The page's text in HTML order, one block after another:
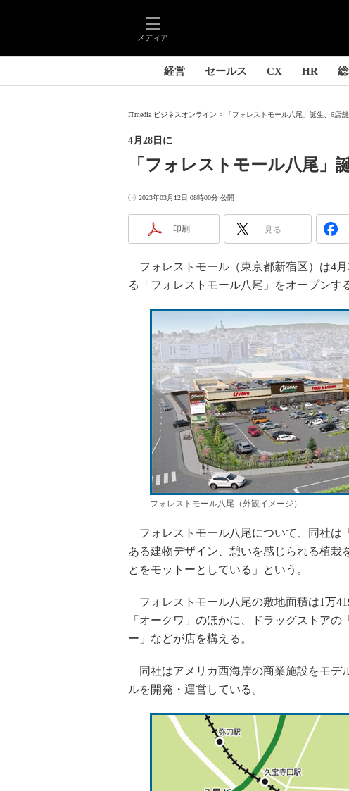
メディア
経営 セールス CX HR
ITmedia ビジネスオンライン 「フォレストモール八尾」誕生、6店
「フォレストモール八尾」
4月28日に
2023年03月12日 08時00分 公開
印刷 見る
フォレストモール（東京都新宿区）は4
る「フォレストモール八尾」をオープンす
フォレストモール八尾（外観イメージ）
フォレストモール八尾について、同社は
ある建物デザイン、憩いを感じられる植栽
とをモットーとしている」という。
フォレストモール八尾の敷地面積は1万
「オークワ」のほかに、ドラッグストア
ー」などが店を構える。
同社はアメリカ西海岸の商業施設をモデ
ルを開発・運営している。